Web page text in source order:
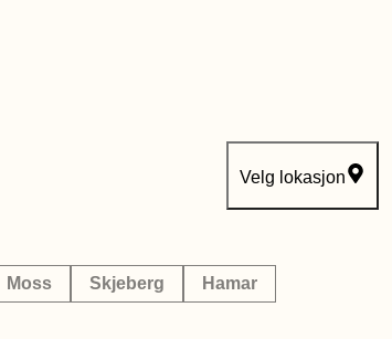
Velg lokasjon
Moss Skjeberg
Hamar